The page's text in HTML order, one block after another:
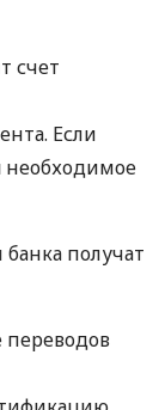
счет
Если
необходимое
получат
переводов